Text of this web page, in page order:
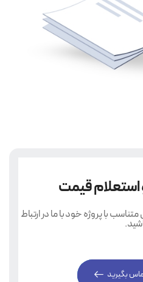
استعلام قیمت
با پروژه خود با ما در ارتباط
بگیرید